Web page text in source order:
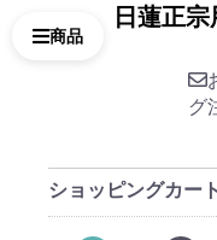
日蓮正
グ
ショッピングカート